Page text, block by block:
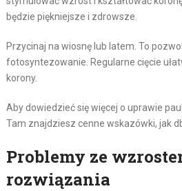
będzie piękniejsze i zdrowsze.
Przycinaj na wiosnę lub latem. To
fotosyntezowanie. Regularne cięcie
korony.
Aby dowiedzieć się więcej o uprawie
Tam znajdziesz cenne wskazówki, jak
Problemy ze
rozwiązania